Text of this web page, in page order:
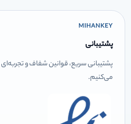
MIHANKEY
پشتیبانی
پشتیبانی سریع، قوانین شفاف و تجربه‌ای
می‌کنیم.